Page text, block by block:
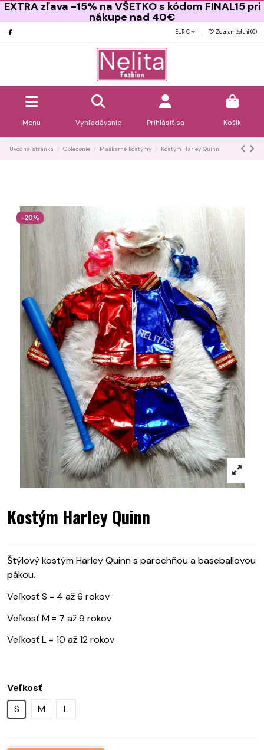
EXTRA zľava -15% na VŠETKO s kódom FINAL15 pri
nákupe nad 40€
EUR € Zoznam želaní (0)
Menu Vyhľadávanie Prihlásiť sa Košík
Úvodná stránka Oblečenie Maškarné kostýmy Kostým Harley Quinn
-20%
Kostým Harley Quinn
Štýlový kostým Harley Quinn s parochňou a baseballovou
pákou.
Veľkosť S = 4 až 6 rokov
Veľkosť M = 7 až 9 rokov
Veľkosť L = 10 až 12 rokov
Veľkosť
S
M L